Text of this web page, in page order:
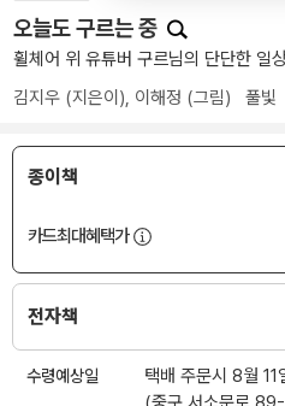
오늘도 구르는 중
휠체어 위 유튜버 구르님의 단단한 일
김지우 (지은이), 이해정 (그림) 풀빛
종이책
카드최대혜택가
전자책
수령예상일
택배 주문시 8월 11